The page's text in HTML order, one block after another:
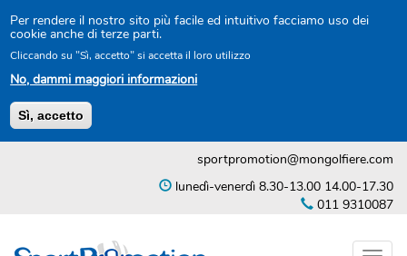
Per rendere il nostro sito più facile ed intuitivo facciamo uso dei
cookie anche di terze parti.
Cliccando su "Sì, accetto" si accetta il loro utilizzo
No, dammi maggiori informazioni
Sì, accetto
sportpromotion@mongolfiere.com
lunedì-venerdì 8.30-13.00 14.00-17.30
011 9310087